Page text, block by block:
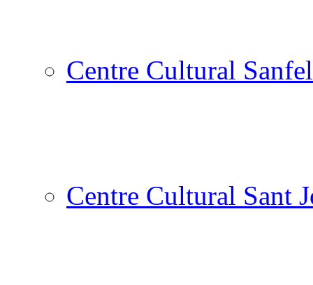
Centre Cultural
Centre Cultural Sant